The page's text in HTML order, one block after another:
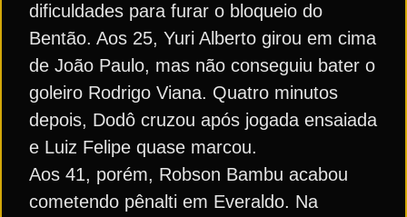
dificuldades para furar o bloqueio do
Bentão. Aos 25, Yuri Alberto girou em cima
de João Paulo, mas não conseguiu bater o
goleiro Rodrigo Viana. Quatro minutos
depois, Dodô cruzou após jogada ensaiada
e Luiz Felipe quase marcou.
Aos 41, porém, Robson Bambu acabou
cometendo pênalti em Everaldo. Na